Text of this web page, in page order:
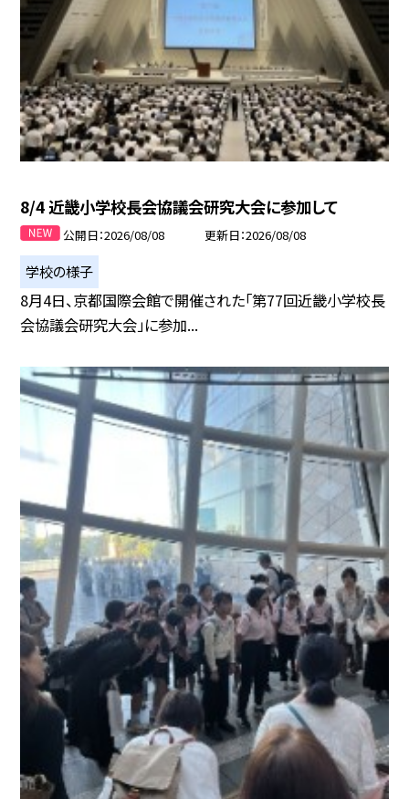
8/4 近畿小学校長会協議会研究大会に参加して
公開日 2026/08/08 更新日 2026/08/08
学校の様子
8月4日、京都国際会館で開催された「第77回近畿小学校長
会協議会研究大会」に参加...